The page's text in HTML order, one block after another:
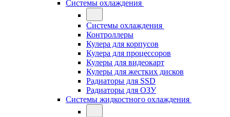
Системы охлаждения
Системы охлаждения
Контроллеры
Кулера для корпусов
Кулера для процессоров
Кулеры для видеокарт
Кулеры для жестких дисков
Радиаторы для SSD
Радиаторы для ОЗУ
Системы жидкостного охлаждения